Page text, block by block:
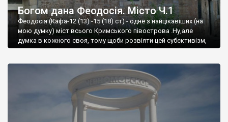
Богом дана Феодосія. Місто Ч.1
Феодосія (Кафа-12 (13) -15 (18) ст) - одне з найцікавіших (на
мою думку) міст всього Кримського півострова .Ну,але
думка в кожного своя, тому щоби розвіяти цей субєктивізм,
запрошую відвідати це